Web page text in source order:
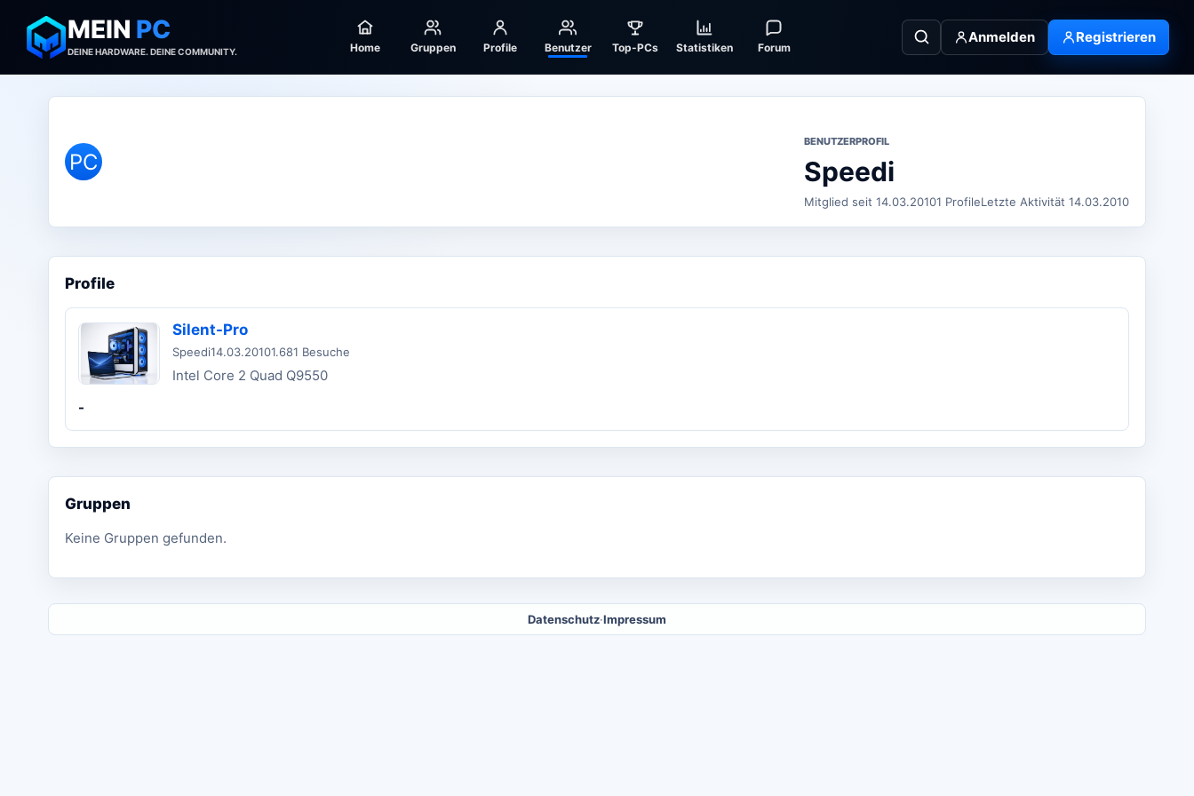
MEIN PC
DEINE HARDWARE. DEINE COMMUNITY. Home Gruppen Profile Benutzer Top-PCs Statistiken Forum
Anmelden Registrieren
PC
BENUTZERPROFIL
Speedi
Mitglied seit 14.03.20101 ProfileLetzte Aktivität 14.03.2010
Profile
Silent-Pro
Speedi14.03.20101.681 Besuche
Intel Core 2 Quad Q9550
-
Gruppen
Keine Gruppen gefunden.
Datenschutz·Impressum